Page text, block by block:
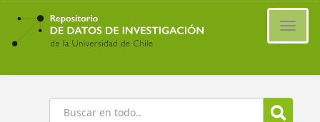
Ir
contenido
principal
Buscar